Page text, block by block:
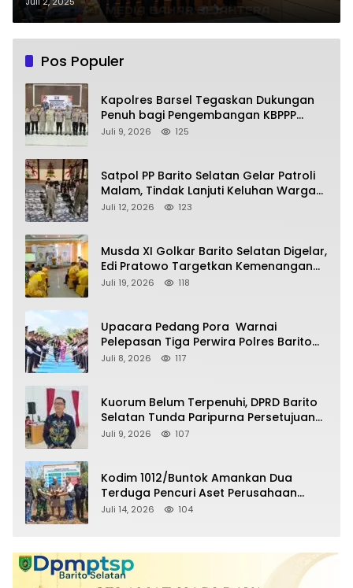
Pos Populer
Kapolres Barsel Tegaskan Dukungan
Penuh bagi Pengembangan KBPPP
Kalimantan Tengah
Juli 9, 2026 125
Satpol PP Barito Selatan Gelar Patroli
Malam, Tindak Lanjuti Keluhan Warga
soal Balap Liar dan Remaja Nongkrong
Juli 12, 2026 123
Musda XI Golkar Barito Selatan Digelar,
Edi Pratowo Targetkan Kemenangan
Partai pada Pemilu Mendatang
Juli 19, 2026 118
Upacara Pedang Pora Warnai
Pelepasan Tiga Perwira Polres Barito
Selatan Masuki Masa Pensiun
Juli 8, 2026 117
Kuorum Belum Terpenuhi, DPRD Barito
Selatan Tunda Paripurna Persetujuan
Raperda Pertanggungjawaban APBD
Juli 9, 2026 107
Kodim 1012/Buntok Amankan Dua
Terduga Pencuri Aset Perusahaan
Sitaan Satgas PKH, Satu Paket Diduga
Juli 14, 2026 104